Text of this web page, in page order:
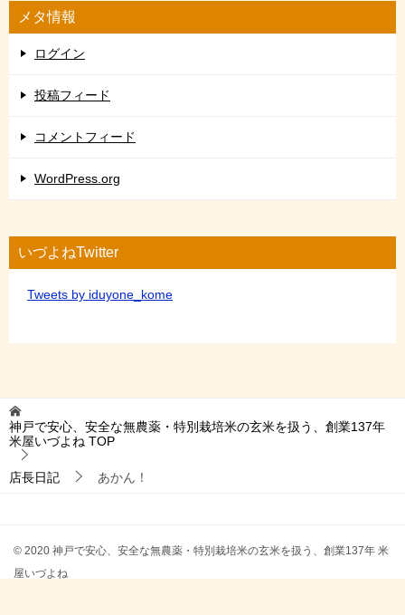
メタ情報
ログイン
投稿フィード
コメントフィード
WordPress.org
いづよねTwitter
Tweets by iduyone_kome
神戸で安心、安全な無農薬・特別栽培米の玄米を扱う、創業137年
米屋いづよね TOP
店長日記 あかん！
© 2020 神戸で安心、安全な無農薬・特別栽培米の玄米を扱う、創業137年 米
屋いづよね